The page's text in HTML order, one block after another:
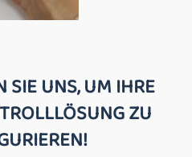
SIE UNS, UM IHRE
ZU